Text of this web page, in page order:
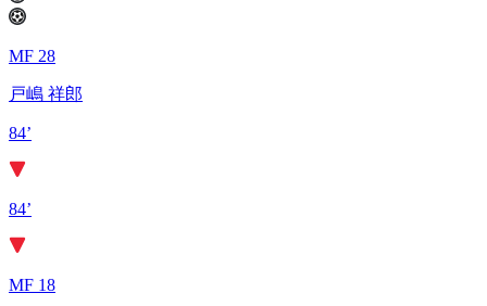
MF 28
戸嶋 祥郎
84’
84’
MF 18